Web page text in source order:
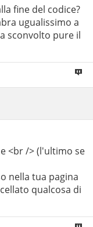
fine del codice?
ugualissimo a
sconvolto pure il
<br /> (l'ultimo se
nella tua pagina
qualcosa di